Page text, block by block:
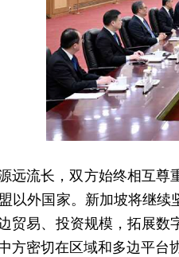
远流长，双方始终相互
以外国家。新加坡将继
贸易、投资规模，拓展
方密切在区域和多边平台